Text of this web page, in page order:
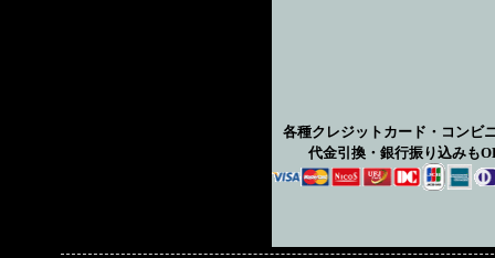
各種クレジットカード・コンビ
代金引換・銀行振り込みも